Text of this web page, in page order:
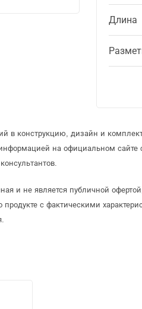
Длина
в конструкцию, дизайн и
на официальном
и не является публичной
с фактическими